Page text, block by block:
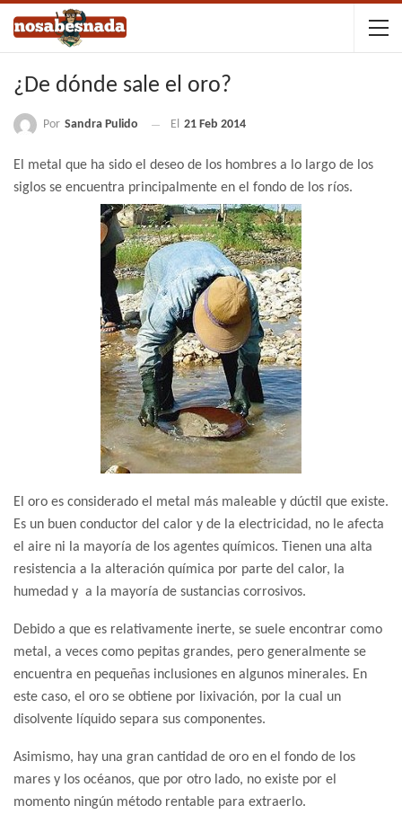
¿De dónde sale el oro?
Por Sandra Pulido El 21 Feb 2014
El metal que ha sido el deseo de los hombres a lo largo de los
siglos se encuentra principalmente en el fondo de los ríos.
El oro es considerado el metal más maleable y dúctil que existe.
Es un buen conductor del calor y de la electricidad, no le afecta
el aire ni la mayoría de los agentes químicos. Tienen una alta
resistencia a la alteración química por parte del calor, la
humedad y a la mayoría de sustancias corrosivos.
Debido a que es relativamente inerte, se suele encontrar como
metal, a veces como pepitas grandes, pero generalmente se
encuentra en pequeñas inclusiones en algunos minerales. En
este caso, el oro se obtiene por lixivación, por la cual un
disolvente líquido separa sus componentes.
Asimismo, hay una gran cantidad de oro en el fondo de los
mares y los océanos, que por otro lado, no existe por el
momento ningún método rentable para extraerlo.